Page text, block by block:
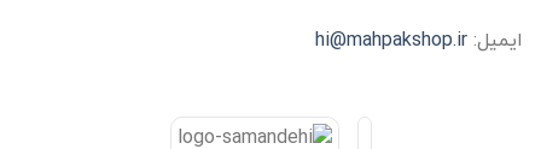
ایمیل: hi@mahpakshop.ir